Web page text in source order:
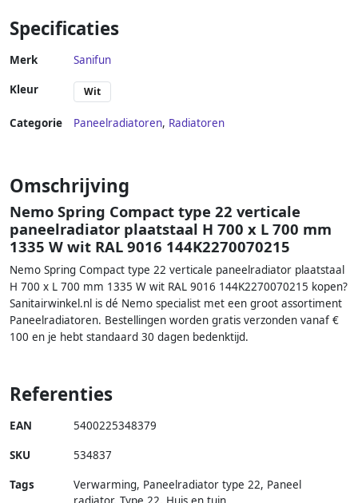
Specificaties
Merk Sanifun
Kleur Wit
Categorie Paneelradiatoren, Radiatoren
Omschrijving
Nemo Spring Compact type 22 verticale
paneelradiator plaatstaal H 700 x L 700 mm
1335 W wit RAL 9016 144K2270070215
Nemo Spring Compact type 22 verticale paneelradiator plaatstaal
H 700 x L 700 mm 1335 W wit RAL 9016 144K2270070215 kopen?
Sanitairwinkel.nl is dé Nemo specialist met een groot assortiment
Paneelradiatoren. Bestellingen worden gratis verzonden vanaf €
100 en je hebt standaard 30 dagen bedenktijd.
Referenties
EAN 5400225348379
SKU 534837
Tags
Verwarming, Paneelradiator type 22, Paneel